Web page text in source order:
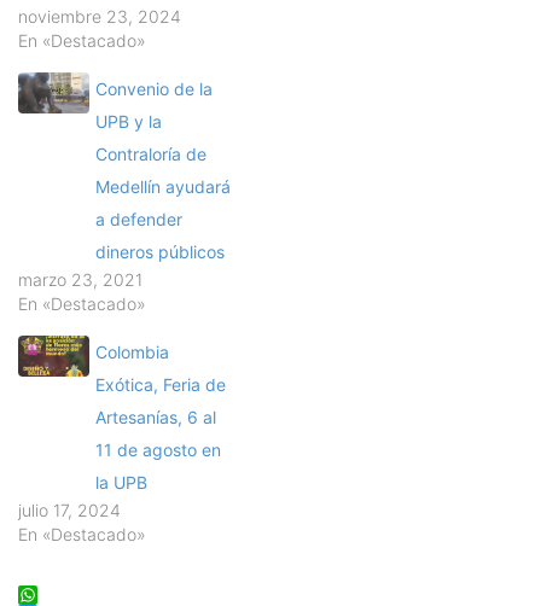
noviembre 23, 2024
En «Destacado»
Convenio de la
UPB y la
Contraloría de
Medellín ayudará
a defender
dineros públicos
marzo 23, 2021
En «Destacado»
Colombia
Exótica, Feria de
Artesanías, 6 al
11 de agosto en
la UPB
julio 17, 2024
En «Destacado»